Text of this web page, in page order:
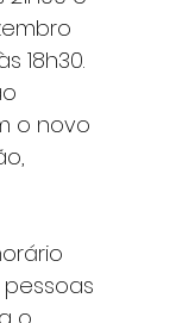
18h30.
o novo